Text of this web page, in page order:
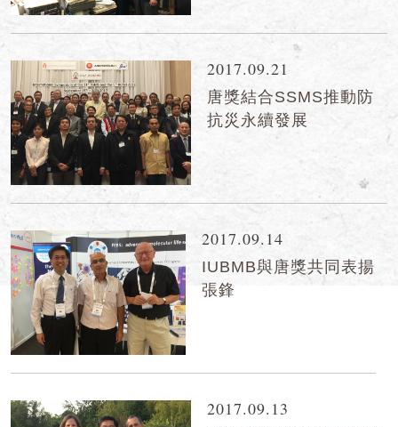
2017.09.21
唐獎結合SSMS推動防
抗災永續發展
2017.09.14
IUBMB與唐獎共同表揚
張鋒
2017.09.13